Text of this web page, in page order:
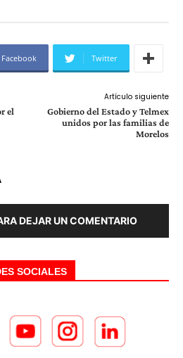
Facebook Twitter
el
Artículo siguiente
Gobierno del Estado y Telmex
unidos por las familias de
Morelos
DEJAR UN COMENTARIO
SOCIALES